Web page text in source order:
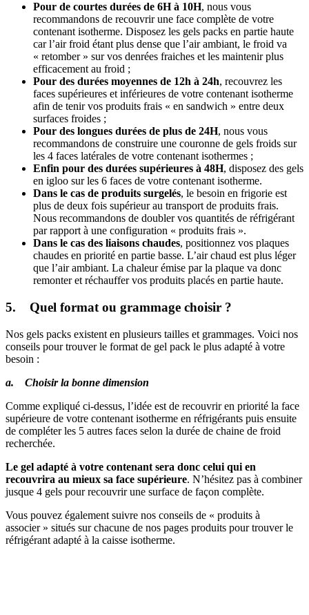
Pour de courtes durées de 6H à 10H, nous vous
recommandons de recouvrir une face complète de votre
contenant isotherme. Disposez les gels packs en partie haute
car l’air froid étant plus dense que l’air ambiant, le froid va
« retomber » sur vos denrées fraiches et les maintenir plus
efficacement au froid ;
Pour des durées moyennes de 12h à 24h, recouvrez les
faces supérieures et inférieures de votre contenant isotherme
afin de tenir vos produits frais « en sandwich » entre deux
surfaces froides ;
Pour des longues durées de plus de 24H, nous vous
recommandons de construire une couronne de gels froids sur
les 4 faces latérales de votre contenant isothermes ;
Enfin pour des durées supérieures à 48H, disposez des gels
en igloo sur les 6 faces de votre contenant isotherme.
Dans le cas de produits surgelés, le besoin en frigorie est
plus de deux fois supérieur au transport de produits frais.
Nous recommandons de doubler vos quantités de réfrigérant
par rapport à une configuration « produits frais ».
Dans le cas des liaisons chaudes, positionnez vos plaques
chaudes en priorité en partie basse. L’air chaud est plus léger
que l’air ambiant. La chaleur émise par la plaque va donc
remonter et réchauffer vos produits placés en partie haute.
5. Quel format ou grammage choisir ?
Nos gels packs existent en plusieurs tailles et grammages. Voici nos
conseils pour trouver le format de gel pack le plus adapté à votre
besoin :
a. Choisir la bonne dimension
Comme expliqué ci-dessus, l’idée est de recouvrir en priorité la face
supérieure de votre contenant isotherme en réfrigérants puis ensuite
de compléter les 5 autres faces selon la durée de chaine de froid
recherchée.
Le gel adapté à votre contenant sera donc celui qui en
recouvrira au mieux sa face supérieure. N’hésitez pas à combiner
jusque 4 gels pour recouvrir une surface de façon complète.
Vous pouvez également suivre nos conseils de « produits à
associer » situés sur chacune de nos pages produits pour trouver le
réfrigérant adapté à la caisse isotherme.